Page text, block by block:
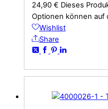
24,90 € Dieses
Optionen können auf
Wishlist
Share